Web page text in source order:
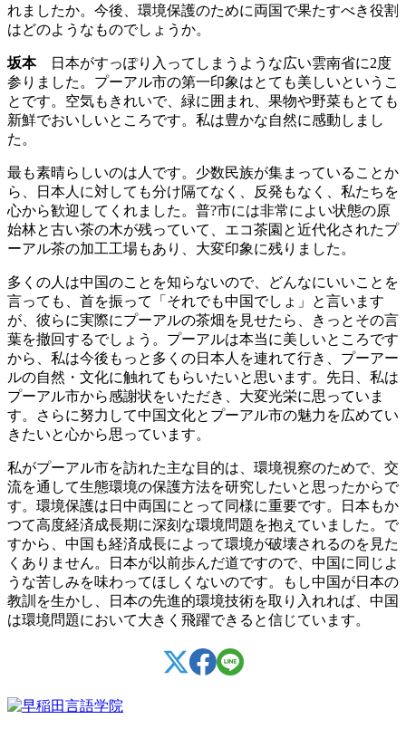
れましたか。今後、環境保護のために両国で果たすべき役割
はどのようなものでしょうか。
坂本日本がすっぽり入ってしまうような広い雲南省に2度
参りました。プーアル市の第一印象はとても美しいというこ
とです。空気もきれいで、緑に囲まれ、果物や野菜もとても
新鮮でおいしいところです。私は豊かな自然に感動しまし
た。
最も素晴らしいのは人です。少数民族が集まっていることか
ら、日本人に対しても分け隔てなく、反発もなく、私たちを
心から歓迎してくれました。普?市には非常によい状態の原
始林と古い茶の木が残っていて、エコ茶園と近代化されたプ
ーアル茶の加工工場もあり、大変印象に残りました。
多くの人は中国のことを知らないので、どんなにいいことを
言っても、首を振って「それでも中国でしょ」と言います
が、彼らに実際にプーアルの茶畑を見せたら、きっとその言
葉を撤回するでしょう。プーアルは本当に美しいところです
から、私は今後もっと多くの日本人を連れて行き、プーアー
ルの自然・文化に触れてもらいたいと思います。先日、私は
プーアル市から感謝状をいただき、大変光栄に思っていま
す。さらに努力して中国文化とプーアル市の魅力を広めてい
きたいと心から思っています。
私がプーアル市を訪れた主な目的は、環境視察のためで、交
流を通して生態環境の保護方法を研究したいと思ったからで
す。環境保護は日中両国にとって同様に重要です。日本もか
つて高度経済成長期に深刻な環境問題を抱えていました。で
すから、中国も経済成長によって環境が破壊されるのを見た
くありません。日本が以前歩んだ道ですので、中国に同じよ
うな苦しみを味わってほしくないのです。もし中国が日本の
教訓を生かし、日本の先進的環境技術を取り入れれば、中国
は環境問題において大きく飛躍できると信じています。